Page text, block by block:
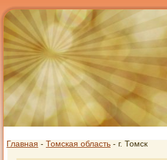
Главная - Томская область - г. Томск